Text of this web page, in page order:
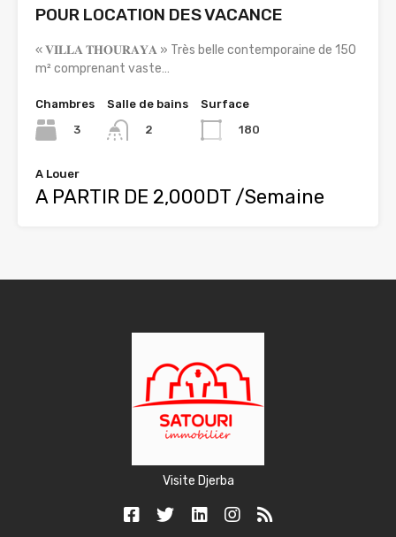
POUR LOCATION DES VACANCE
« 𝐕𝐈𝐋𝐋𝐀 𝐓𝐇𝐎𝐔𝐑𝐀𝐘𝐀 » Très belle contemporaine de 150
m² comprenant vaste…
Chambres
3
Salle de bains
2
Surface
180
A Louer
A PARTIR DE 2,000DT /Semaine
Visite Djerba